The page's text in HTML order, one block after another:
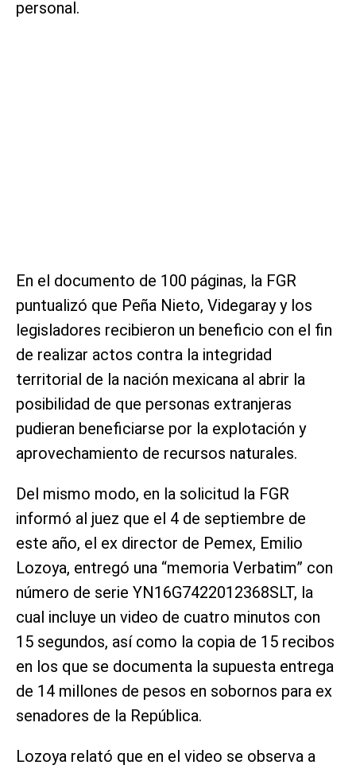
personal.
En el documento de 100 páginas, la FGR
puntualizó que Peña Nieto, Videgaray y los
legisladores recibieron un beneficio con el fin
de realizar actos contra la integridad
territorial de la nación mexicana al abrir la
posibilidad de que personas extranjeras
pudieran beneficiarse por la explotación y
aprovechamiento de recursos naturales.
Del mismo modo, en la solicitud la FGR
informó al juez que el 4 de septiembre de
este año, el ex director de Pemex, Emilio
Lozoya, entregó una “memoria Verbatim” con
número de serie YN16G7422012368SLT, la
cual incluye un video de cuatro minutos con
15 segundos, así como la copia de 15 recibos
en los que se documenta la supuesta entrega
de 14 millones de pesos en sobornos para ex
senadores de la República.
Lozoya relató que en el video se observa a